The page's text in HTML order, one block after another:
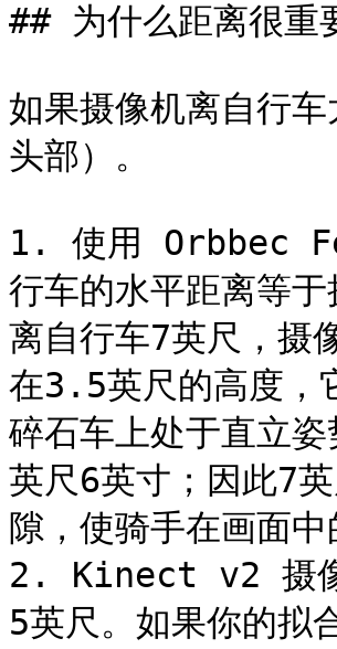
## 为什么距离很重
如果摄像机离自行
头部）。
1. 使用 Orbbec
行车的水平距离等
离自行车7英尺，摄
在3.5英尺的高度，
碎石车上处于直立
英尺6英寸；因此7
隙，使骑手在画面
2. Kinect v2 摄像
5英尺。如果你的